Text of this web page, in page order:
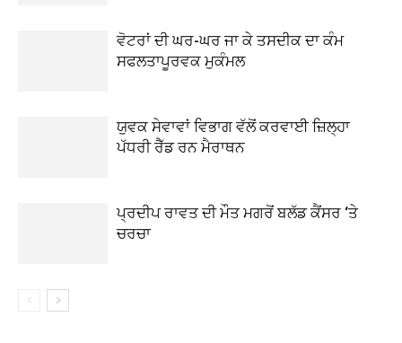
ਵੋਟਰਾਂ ਦੀ ਘਰ-ਘਰ ਜਾ ਕੇ ਤਸਦੀਕ ਦਾ ਕੰਮ
ਸਫਲਤਾਪੂਰਵਕ ਮੁਕੰਮਲ
ਯੁਵਕ ਸੇਵਾਵਾਂ ਵਿਭਾਗ ਵੱਲੋਂ ਕਰਵਾਈ ਜ਼ਿਲ੍ਹਾ
ਪੱਧਰੀ ਰੈੱਡ ਰਨ ਮੈਰਾਥਨ
ਪ੍ਰਦੀਪ ਰਾਵਤ ਦੀ ਮੌਤ ਮਗਰੋਂ ਬਲੱਡ ਕੈਂਸਰ ‘ਤੇ
ਚਰਚਾ